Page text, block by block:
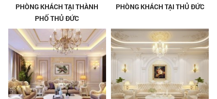
PHÒNG KHÁCH TẠI THÀNH
PHỐ THỦ ĐỨC
PHÒNG KHÁCH TẠI THỦ ĐỨC